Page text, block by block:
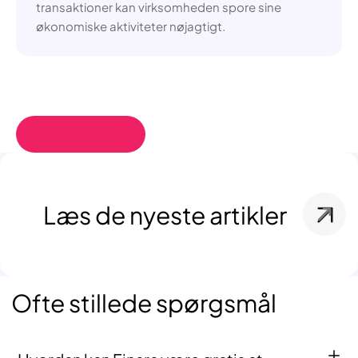
transaktioner kan virksomheden spore sine
økonomiske aktiviteter nøjagtigt.
Læs de nyeste artikler
Ofte stillede spørgsmål